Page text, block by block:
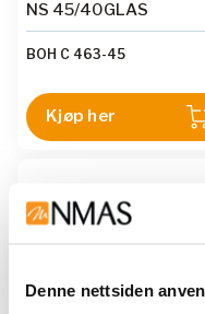
Denne nettsiden
NS 45/40GLAS
BOH C 463-45
Kjøp her